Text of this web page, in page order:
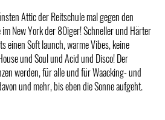
Attic der Reitschule mal gegen den
New York der 80iger! Schneller und Härter
einen Soft launch, warme Vibes, keine
und Soul und Acid und Disco! Der
werden, für alle und für Waacking- und
und mehr, bis eben die Sonne aufgeht.